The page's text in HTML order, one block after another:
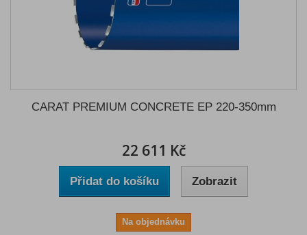
CARAT PREMIUM CONCRETE EP 220-350mm
22 611 Kč
Přidat do košíku Zobrazit
Na objednávku